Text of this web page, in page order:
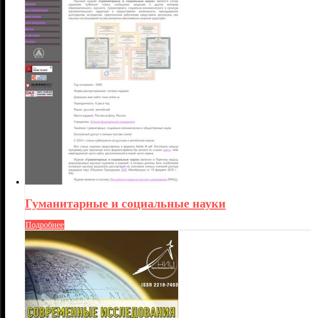
Гуманитарные и социальные науки
Подробнее